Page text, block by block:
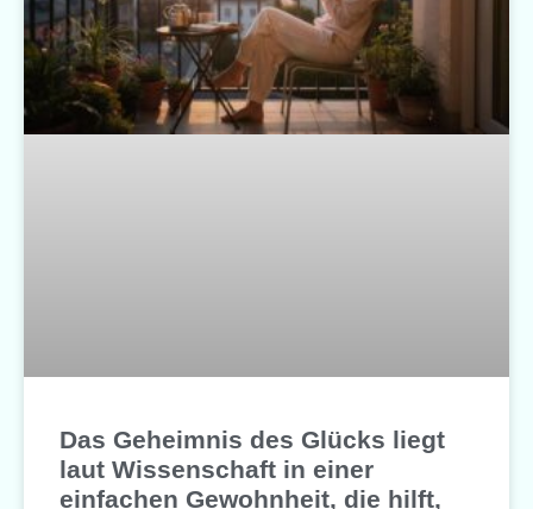
Das Geheimnis des Glücks liegt
laut Wissenschaft in einer
einfachen Gewohnheit, die hilft,